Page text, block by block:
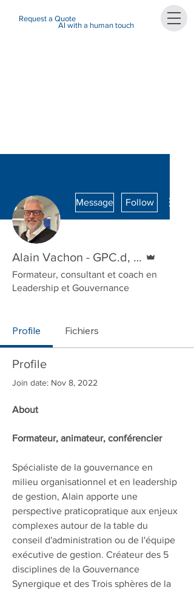
Request a Quote
AI with a human touch
Message Follow
Alain Vachon - GPC.d, Acc.Dir
Formateur, consultant et coach en
Leadership et Gouvernance
Profile Fichiers
Profile
Join date: Nov 8, 2022
About
Formateur, animateur, conférencier
Spécialiste de la gouvernance en
milieu organisationnel et en leadership
de gestion, Alain apporte une
perspective praticopratique aux enjeux
complexes autour de la table du
conseil d'administration ou de l'équipe
exécutive de gestion. Créateur des 5
disciplines de la Gouvernance
Synergique et des Trois sphères de la